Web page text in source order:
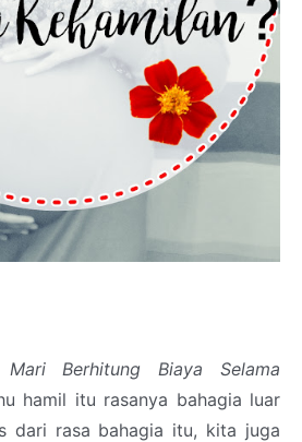
Mari Berhitung Biaya Selama
hamil itu rasanya bahagia luar
dari rasa bahagia itu, kita juga